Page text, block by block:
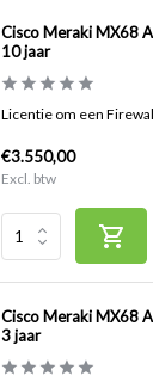
Cisco Meraki MX68
10 jaar
Licentie om een
€3.550,00
Excl. btw
Cisco Meraki MX68
3 jaar